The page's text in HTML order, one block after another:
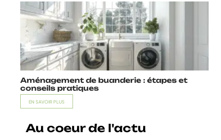
Aménagement de buanderie : étapes et
conseils pratiques
EN SAVOIR PLUS
Au coeur de l'actu